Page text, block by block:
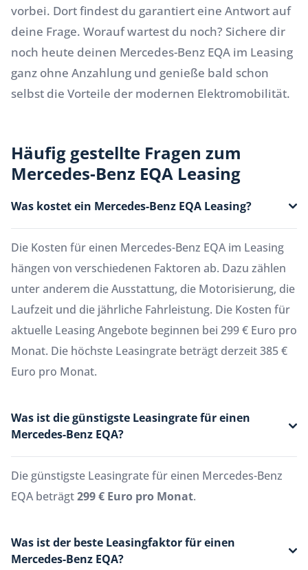
vorbei. Dort findest du garantiert eine Antwort auf
deine Frage. Worauf wartest du noch? Sichere dir
noch heute deinen Mercedes-Benz EQA im Leasing
ganz ohne Anzahlung und genieße bald schon
selbst die Vorteile der modernen Elektromobilität.
Häufig gestellte Fragen zum
Mercedes-Benz EQA Leasing
Was kostet ein Mercedes-Benz EQA Leasing?
Die Kosten für einen Mercedes-Benz EQA im Leasing
hängen von verschiedenen Faktoren ab. Dazu zählen
unter anderem die Ausstattung, die Motorisierung, die
Laufzeit und die jährliche Fahrleistung. Die Kosten für
aktuelle Leasing Angebote beginnen bei 299 € Euro pro
Monat. Die höchste Leasingrate beträgt derzeit 385 €
Euro pro Monat.
Was ist die günstigste Leasingrate für einen
Mercedes-Benz EQA?
Die günstigste Leasingrate für einen Mercedes-Benz
EQA beträgt299 € Euro pro Monat.
Was ist der beste Leasingfaktor für einen
Mercedes-Benz EQA?